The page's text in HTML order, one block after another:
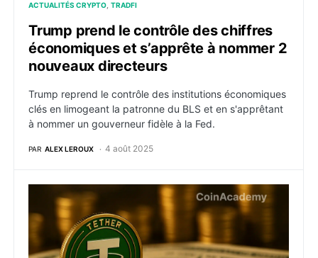
ACTUALITÉS CRYPTO TRADFI
Trump prend le contrôle des chiffres
économiques et s’apprête à nommer 2
nouveaux directeurs
Trump reprend le contrôle des institutions économiques
clés en limogeant la patronne du BLS et en s'apprêtant
à nommer un gouverneur fidèle à la Fed.
PAR ALEX LEROUX 4 août 2025
127 Mds de bons du Trésor : Tether dépasse la